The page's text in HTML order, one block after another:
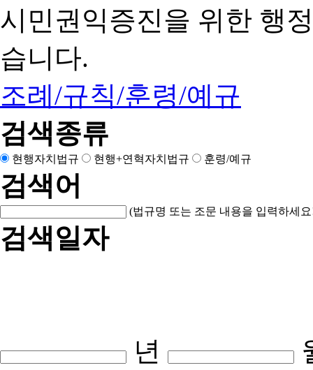
시민권익증진을 위한 행
습니다.
조례/규칙/훈령/예규
검색종류
현행자치법규 현행+연혁자치법규 훈령/예규
검색어
(법규명 또는 조문 내용을 입력하세
검색일자
년